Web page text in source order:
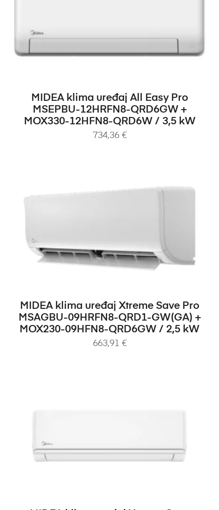
DODAJ U KOŠARICU
MIDEA klima uređaj All Easy Pro
MSEPBU-12HRFN8-QRD6GW +
MOX330-12HFN8-QRD6W / 3,5 kW
734,36 €
DODAJ U KOŠARICU
MIDEA klima uređaj Xtreme Save Pro
MSAGBU-09HRFN8-QRD1-GW(GA) +
MOX230-09HFN8-QRD6GW / 2,5 kW
663,91 €